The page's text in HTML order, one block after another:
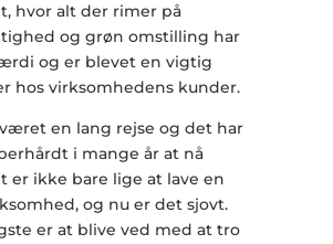
hvor alt der rimer på
og grøn omstilling har
og er blevet en vigtig
hos virksomhedens kunder.
en lang rejse og det har
i mange år at nå
er ikke bare lige at lave en
og nu er det sjovt.
er at blive ved med at tro